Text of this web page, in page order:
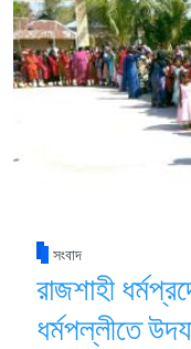
সংবাদ
রাজশাহী
ধর্মপল্লীতে